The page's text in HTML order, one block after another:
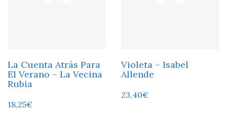
La Cuenta Atrás Para
El Verano – La Vecina
Rubia
18,25€
Violeta – Isabel
Allende
23,40€